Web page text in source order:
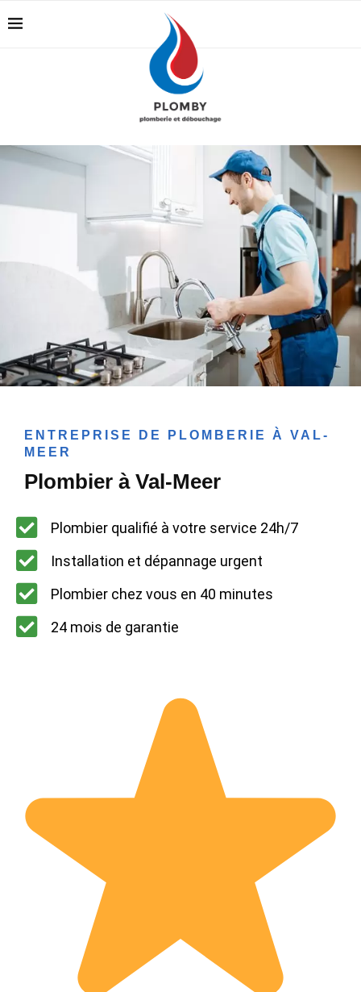
ENTREPRISE DE PLOMBERIE À VAL-
MEER
Plombier à Val-Meer
Plombier qualifié à votre service 24h/7
Installation et dépannage urgent
Plombier chez vous en 40 minutes
24 mois de garantie